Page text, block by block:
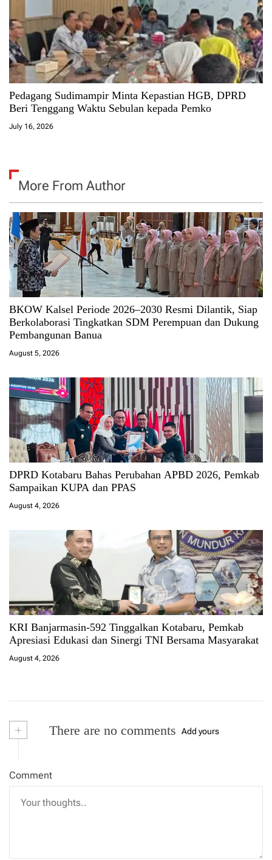
Pedagang Sudimampir Minta Kepastian HGB, DPRD
Beri Tenggang Waktu Sebulan kepada Pemko
July 16, 2026
More From Author
BKOW Kalsel Periode 2026–2030 Resmi Dilantik, Siap
Berkolaborasi Tingkatkan SDM Perempuan dan Dukung
Pembangunan Banua
August 5, 2026
DPRD Kotabaru Bahas Perubahan APBD 2026, Pemkab
Sampaikan KUPA dan PPAS
August 4, 2026
KRI Banjarmasin-592 Tinggalkan Kotabaru, Pemkab
Apresiasi Edukasi dan Sinergi TNI Bersama Masyarakat
August 4, 2026
+ There are no comments Add yours
Comment